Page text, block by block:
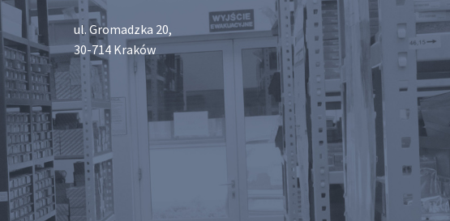
ul. Gromadzka 20,
30-714 Kraków